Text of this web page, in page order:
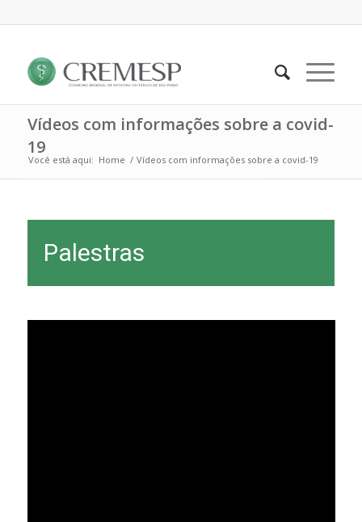
Vídeos com informações sobre a covid-
19
Você está aqui: Home / Vídeos com informações sobre a covid-19
Palestras